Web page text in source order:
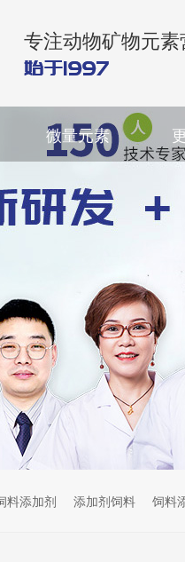
专注动物矿物元
微量元素
料添加剂 添加剂饲料 饲料